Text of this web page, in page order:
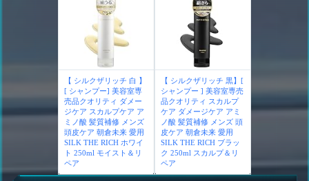
【 シルクザリッチ 白 】
[ シャンプー] 美容室専
売品クオリティ ダメー
ジケア スカルプケア ア
ミノ酸 髪質補修 メンズ
頭皮ケア 朝倉未来 愛用
SILK THE RICH ホワイ
ト 250ml モイスト＆リ
ペア
【 シルクザリッチ 黒】[
シャンプー ] 美容室専売
品クオリティ スカルプ
ケア ダメージケア アミ
ノ酸 髪質補修 メンズ 頭
皮ケア 朝倉未来 愛用
SILK THE RICH ブラッ
ク 250ml スカルプ＆リ
ペア